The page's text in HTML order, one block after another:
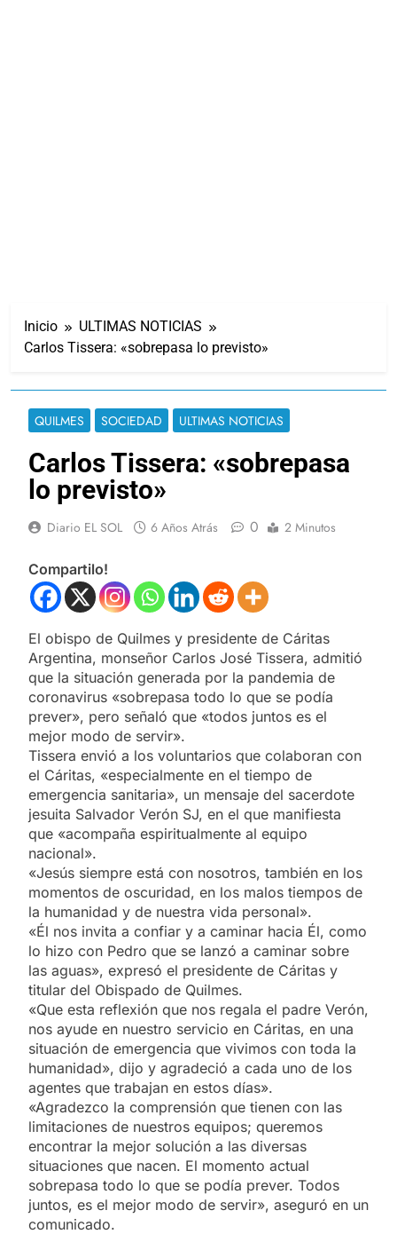
Inicio
ULTIMAS NOTICIAS
Carlos Tissera: «sobrepasa lo previsto»
QUILMES SOCIEDAD ULTIMAS NOTICIAS
Carlos Tissera: «sobrepasa
lo previsto»
Diario EL SOL 6 Años Atrás 0 2 Minutos
Compartilo!
El obispo de Quilmes y presidente de Cáritas
Argentina, monseñor Carlos José Tissera, admitió
que la situación generada por la pandemia de
coronavirus «sobrepasa todo lo que se podía
prever», pero señaló que «todos juntos es el
mejor modo de servir».
Tissera envió a los voluntarios que colaboran con
el Cáritas, «especialmente en el tiempo de
emergencia sanitaria», un mensaje del sacerdote
jesuita Salvador Verón SJ, en el que manifiesta
que «acompaña espiritualmente al equipo
nacional».
«Jesús siempre está con nosotros, también en los
momentos de oscuridad, en los malos tiempos de
la humanidad y de nuestra vida personal».
«Él nos invita a confiar y a caminar hacia Él, como
lo hizo con Pedro que se lanzó a caminar sobre
las aguas», expresó el presidente de Cáritas y
titular del Obispado de Quilmes.
«Que esta reflexión que nos regala el padre Verón,
nos ayude en nuestro servicio en Cáritas, en una
situación de emergencia que vivimos con toda la
humanidad», dijo y agradeció a cada uno de los
agentes que trabajan en estos días».
«Agradezco la comprensión que tienen con las
limitaciones de nuestros equipos; queremos
encontrar la mejor solución a las diversas
situaciones que nacen. El momento actual
sobrepasa todo lo que se podía prever. Todos
juntos, es el mejor modo de servir», aseguró en un
comunicado.